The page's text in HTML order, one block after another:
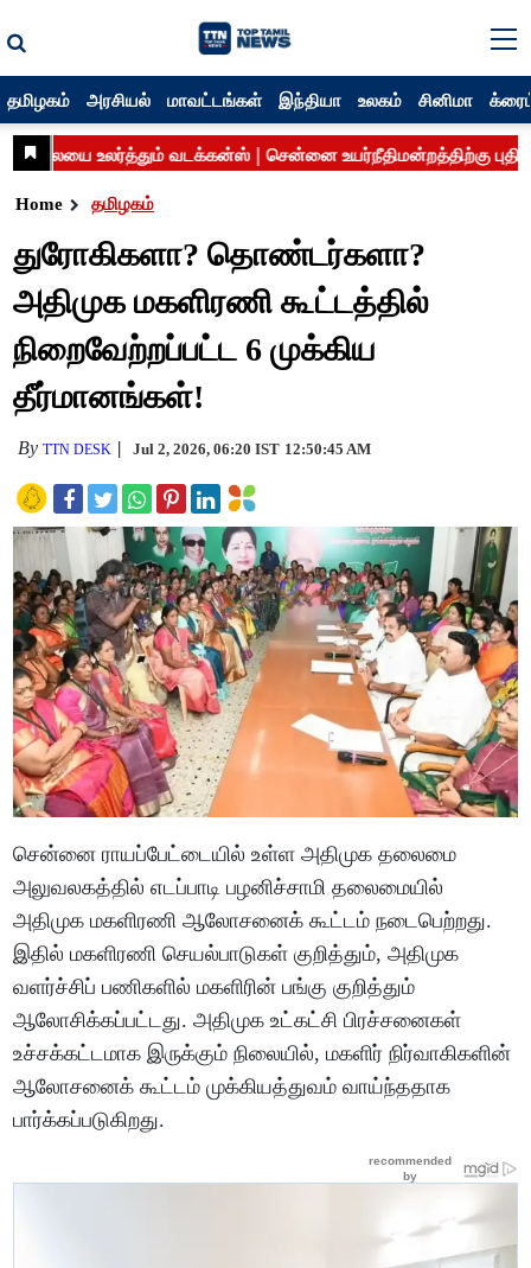
தமிழகம் அரசியல் மாவட்டங்கள் இந்தியா உலகம் சினிமா
Home தமிழகம்
துரோகிகளா? தொண்டர்களா?
அதிமுக மகளிரணி கூட்டத்தில்
நிறைவேற்றப்பட்ட 6 முக்கிய
தீர்மானங்கள்!
ByTTN DESK Jul 2, 2026, 06:20 IST 12:50:45 AM
சென்னை ராயப்பேட்டையில் உள்ள அதிமுக தலைமை
அலுவலகத்தில் எடப்பாடி பழனிச்சாமி தலைமையில்
அதிமுக மகளிரணி ஆலோசனைக் கூட்டம் நடைபெற்றது.
இதில் மகளிரணி செயல்பாடுகள் குறித்தும், அதிமுக
வளர்ச்சிப் பணிகளில் மகளிரின் பங்கு குறித்தும்
ஆலோசிக்கப்பட்டது. அதிமுக உட்கட்சி பிரச்சனைகள்
உச்சக்கட்டமாக இருக்கும் நிலையில், மகளிர் நிர்வாகிகளின்
ஆலோசனைக் கூட்டம் முக்கியத்துவம் வாய்ந்ததாக
பார்க்கப்படுகிறது.